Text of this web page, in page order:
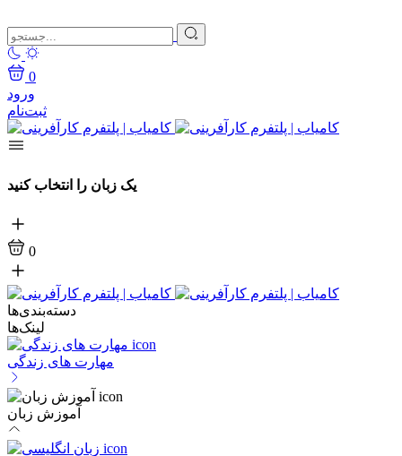
0
ورود
ثبت‌نام
یک زبان را انتخاب کنید
0
دسته‌بندی‌ها
لینک‌ها
مهارت های زندگی
آموزش زبان